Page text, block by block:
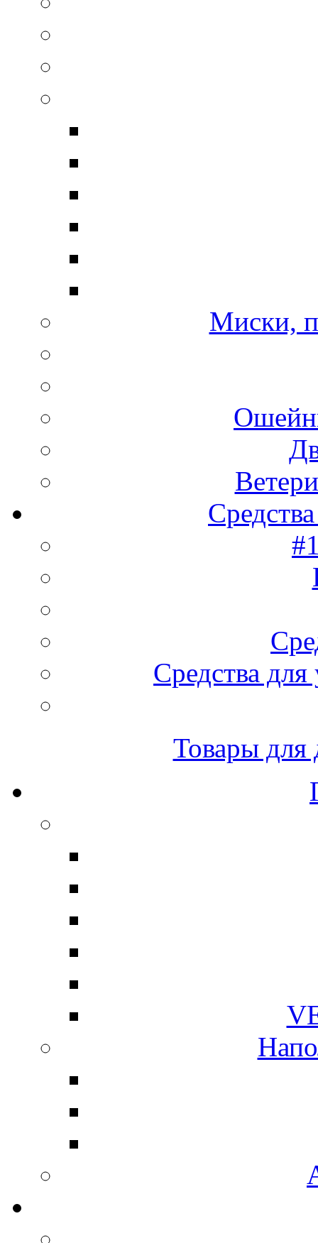
Миски,
Средства для
Товары для